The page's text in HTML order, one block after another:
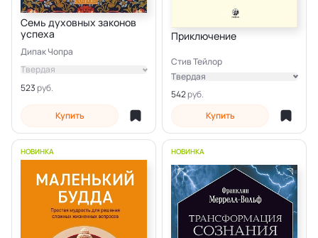
Семь духовных законов
успеха
Дипак Чопра
523
Твердая
Купить
Приключение
Стив Тейлор
542
Твердая
Электронная
Купить
НОВИНКА НОВИНКА